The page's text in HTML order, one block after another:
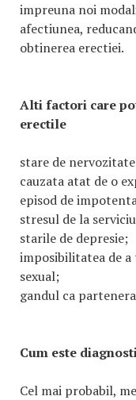
impreuna noi
afectiunea,
obtinerea erectiei.
Alti factori care
erectile
stare de
cauzata atat de o
episod de
stresul de la
starile de depresie;
imposibilitatea de a
sexual;
gandul ca
Cum este
Cel mai probabil,